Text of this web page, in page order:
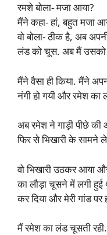
रमशे बोला- मजा आया?
मैंने कहा- हां, बहुत मजा
वो बोला- ठीक है, अब
लंड को चूस. अब मैं उसको
मैंने वैसा ही किया. मैंने
नंगी हो गयी और रमेश का
अब रमेश ने गाड़ी पीछे की
फिर से भिखारी के सामने
वो भिखारी उठकर आया
का लौड़ा चूसने में लगी
कर दिया और मेरी गांड
मैं रमेश का लंड चूसती